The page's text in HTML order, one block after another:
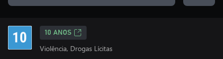
10 ANOS
Violência, Drogas Lícitas